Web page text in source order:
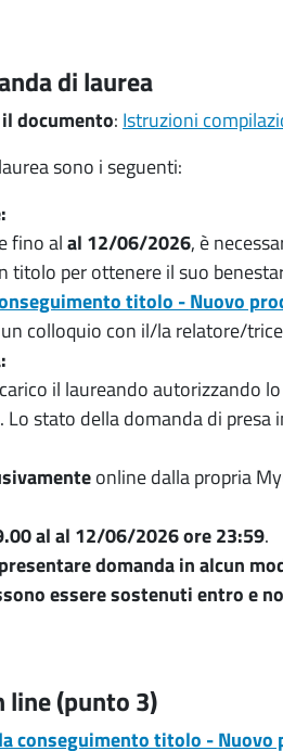
di laurea
documento: Istruzioni
sono i seguenti:
fino alal 12/06/2026, è
per ottenere il suo
titolo - Nuovo
colloquio con il/la relatore/
il laureando autorizzando
stato della domanda di presa
online dalla propria
al al 12/06/2026 ore 23:59.
domanda in alcun
essere sostenuti entro e
line (punto 3)
conseguimento titolo - Nuovo